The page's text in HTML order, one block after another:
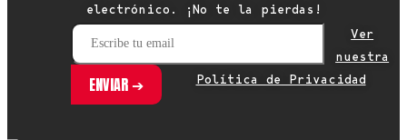
electrónico. ¡No te la pierdas!
Ver
nuestra
Política de Privacidad